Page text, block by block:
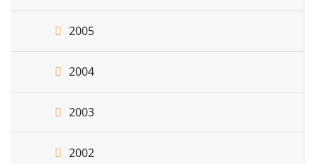
2005
2004
2003
2002